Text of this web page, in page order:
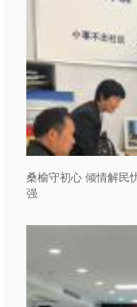
桑榆守初心 倾情解
强